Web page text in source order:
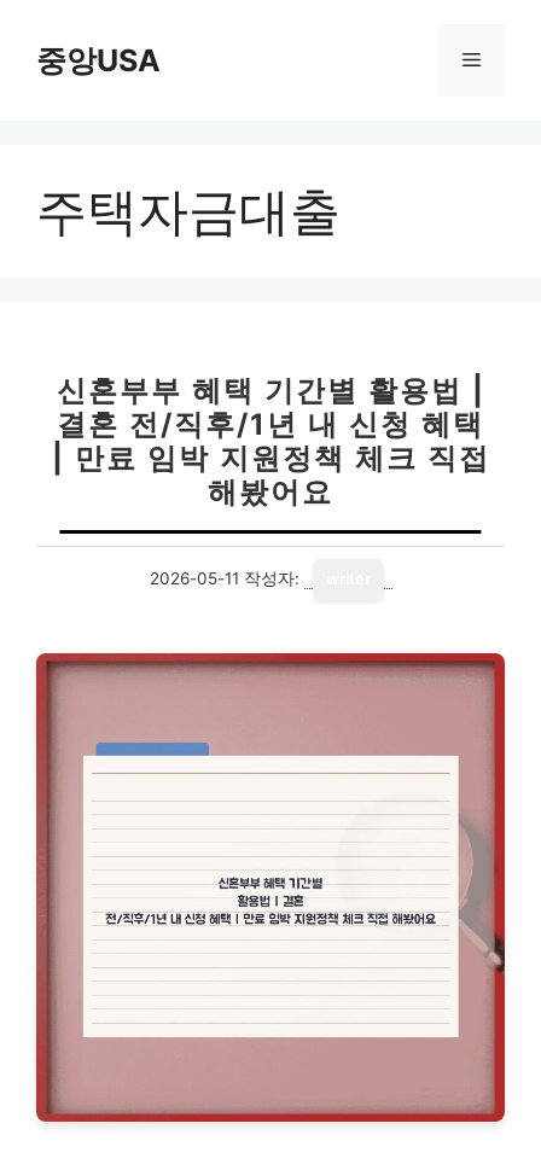
중앙USA 메
주택자금대출
신혼부부 혜택 기간별 활용법 |
결혼 전/직후/1년 내 신청 혜택
| 만료 임박 지원정책 체크 직접
해봤어요
2026-05-11 작성자: